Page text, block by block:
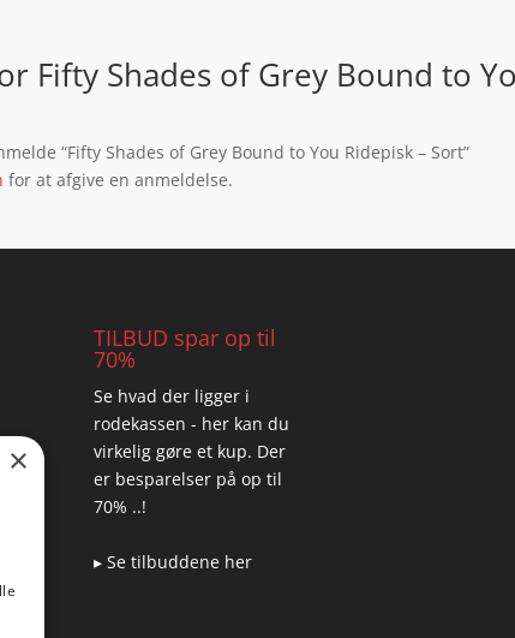
Fifty Shades of Grey Bound to
“Fifty Shades of Grey Bound to You Ridepisk – Sort”
for at afgive en anmeldelse.
TILBUD spar op til
70%
Se hvad der ligger i
rodekassen - her kan du
virkelig gøre et kup. Der
er besparelser på op til
70% ..!
▸ Se tilbuddene her
×